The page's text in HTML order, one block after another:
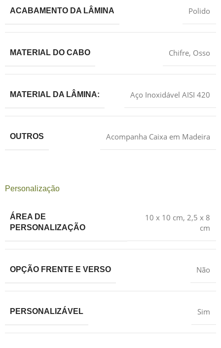
ACABAMENTO DA LÂMINA Polido
MATERIAL DO CABO Chifre, Osso
MATERIAL DA LÂMINA: Aço Inoxidável AISI 420
OUTROS Acompanha Caixa em Madeira
Personalização
ÁREA DE
PERSONALIZAÇÃO
10 x 10 cm, 2,5 x 8
cm
OPÇÃO FRENTE E VERSO Não
PERSONALIZÁVEL Sim